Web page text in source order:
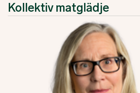
Kollektiv matglädje